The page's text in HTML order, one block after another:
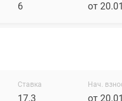
6 от
Ставка
17.3
Нач.
от